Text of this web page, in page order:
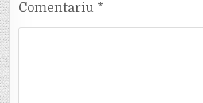
Comentariu *